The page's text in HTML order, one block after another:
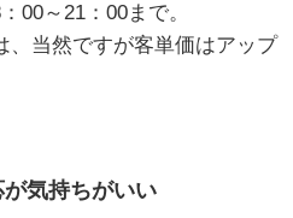
00～21：00まで。
、当然ですが客単価はアップ
気持ちがいい